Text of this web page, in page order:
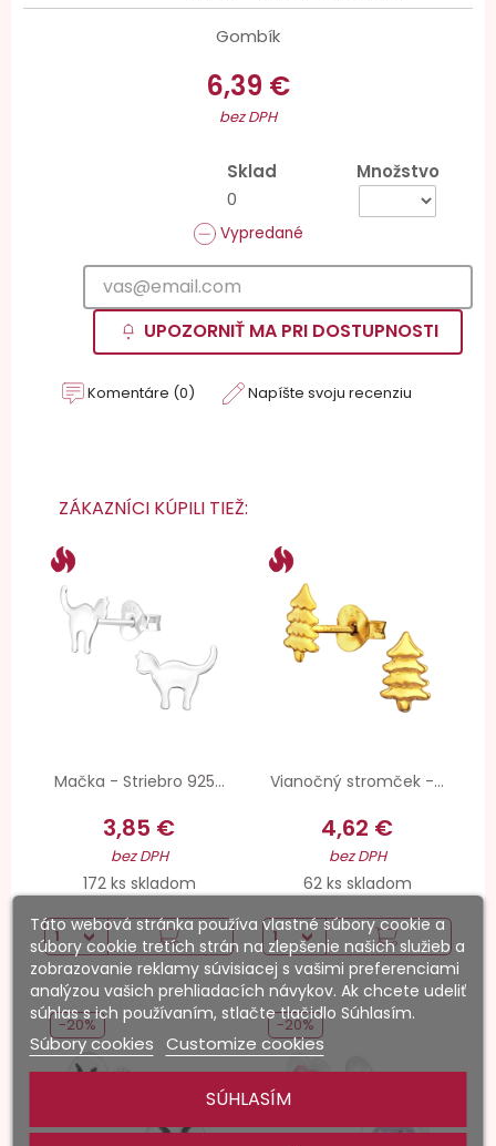
Gombík
6,39 €
bez DPH
Sklad
0
Množstvo
Vypredané
UPOZORNIŤ MA PRI DOSTUPNOSTI
Komentáre (0) Napíšte svoju recenziu
ZÁKAZNÍCI KÚPILI TIEŽ:
Mačka - Striebro 925...
3,85 €
bez DPH
172 ks skladom
Vianočný stromček -...
4,62 €
bez DPH
62 ks skladom
-20% -20%
Táto webová stránka používa vlastné súbory cookie a
súbory cookie tretích strán na zlepšenie našich služieb a
zobrazovanie reklamy súvisiacej s vašimi preferenciami
analýzou vašich prehliadacích návykov. Ak chcete udeliť
súhlas s ich používaním, stlačte tlačidlo Súhlasím.
Súbory cookies Customize cookies
SÚHLASÍM